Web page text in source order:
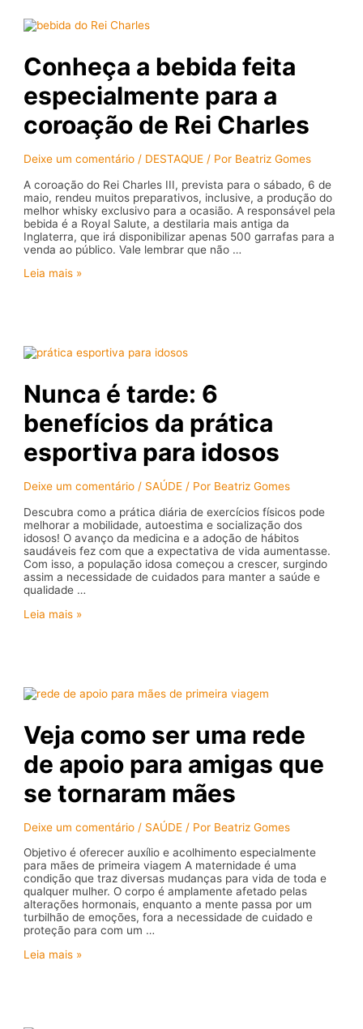
filme
com
Marquezine
Conheça a bebida feita
especialmente para a
coroação de Rei Charles
Deixe um comentário / DESTAQUE / Por Beatriz Gomes
A coroação do Rei Charles III, prevista para o sábado, 6 de
maio, rendeu muitos preparativos, inclusive, a produção do
melhor whisky exclusivo para a ocasião. A responsável pela
bebida é a Royal Salute, a destilaria mais antiga da
Inglaterra, que irá disponibilizar apenas 500 garrafas para a
venda ao público. Vale lembrar que não …
Conheça
a
coroação
Rei
Charles
Leia mais »
Nunca é tarde: 6
benefícios da prática
esportiva para idosos
Deixe um comentário / SAÚDE / Por Beatriz Gomes
Descubra como a prática diária de exercícios físicos pode
melhorar a mobilidade, autoestima e socialização dos
idosos! O avanço da medicina e a adoção de hábitos
saudáveis fez com que a expectativa de vida aumentasse.
Com isso, a população idosa começou a crescer, surgindo
assim a necessidade de cuidados para manter a saúde e
qualidade …
Nunca
prática
esportiva
idosos
Leia mais »
Veja como ser uma rede
de apoio para amigas que
se tornaram mães
Deixe um comentário / SAÚDE / Por Beatriz Gomes
Objetivo é oferecer auxílio e acolhimento especialmente
para mães de primeira viagem A maternidade é uma
condição que traz diversas mudanças para vida de toda e
qualquer mulher. O corpo é amplamente afetado pelas
alterações hormonais, enquanto a mente passa por um
turbilhão de emoções, fora a necessidade de cuidado e
proteção para com um …
Veja
Leia mais »